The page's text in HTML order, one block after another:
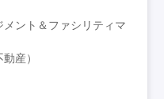
ント＆ファシリティマ
産）